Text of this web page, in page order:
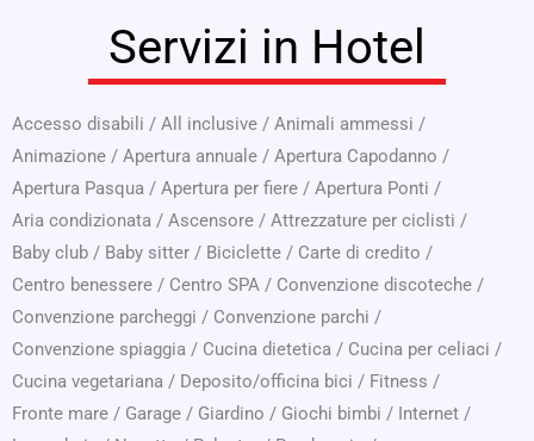
Servizi in Hotel
Accesso disabili / All inclusive / Animali ammessi /
Animazione / Apertura annuale / Apertura Capodanno /
Apertura Pasqua / Apertura per fiere / Apertura Ponti /
Aria condizionata / Ascensore / Attrezzature per ciclisti /
Baby club / Baby sitter / Biciclette / Carte di credito /
Centro benessere / Centro SPA / Convenzione discoteche /
Convenzione parcheggi / Convenzione parchi /
Convenzione spiaggia / Cucina dietetica / Cucina per celiaci /
Cucina vegetariana / Deposito/officina bici / Fitness /
Fronte mare / Garage / Giardino / Giochi bimbi / Internet /